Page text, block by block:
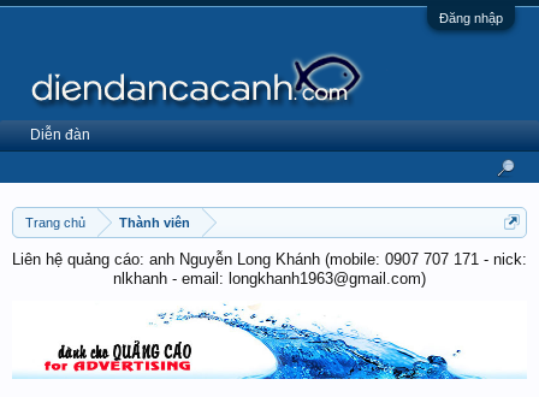
Đăng nhập
Trang chủ Thành viên
Liên hệ quảng cáo: anh Nguyễn Long Khánh (mobile: 0907 707 171 - nick:
nlkhanh - email: longkhanh1963@gmail.com)
Diễn đàn